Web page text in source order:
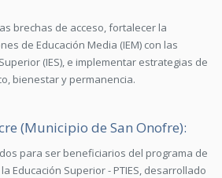
brechas de acceso, fortalecer la
de Educación Media (IEM) con las
(IES), e implementar estrategias de
bienestar y permanencia.
(Municipio de San Onofre):
para ser beneficiarios del programa de
Educación Superior - PTIES, desarrollado